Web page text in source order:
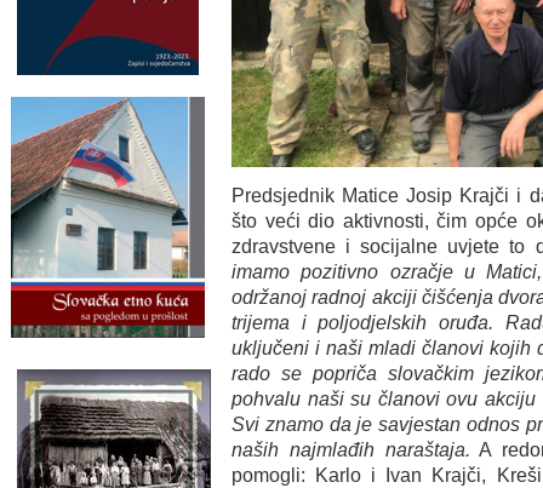
Predsjednik Matice Josip Krajči i
što veći dio aktivnosti, čim opće
zdravstvene i socijalne uvjete to
imamo pozitivno ozračje u
održanoj radnoj akciji čišćenja
trijema i poljodjelskih oruđa.
uključeni i naši mladi članovi kojih
rado se popriča slovačkim
pohvalu naši su članovi ovu
Svi znamo da je savjestan odnos
naših najmlađih naraštaja. A
pomogli: Karlo i Ivan Krajči,